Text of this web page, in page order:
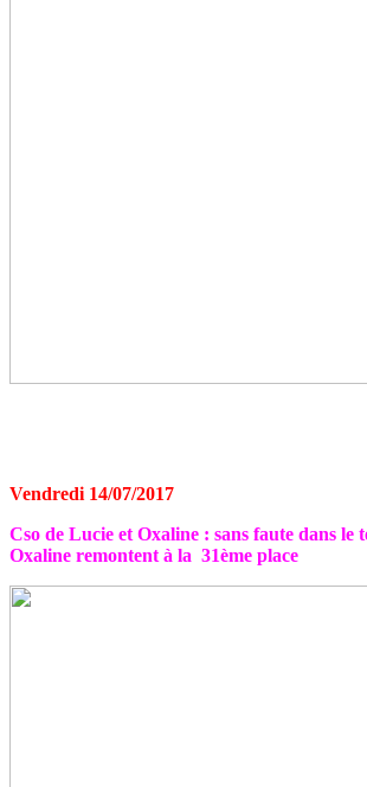
Vendredi 14/07/2017
Cso de Lucie et Oxaline : sans faute dans le
Oxaline remontent à la 31ème place